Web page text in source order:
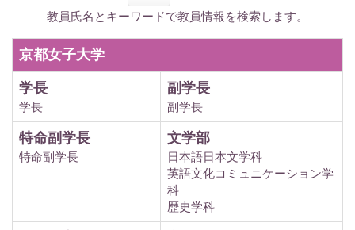
教員氏名とキーワードで教員情報を検索します。
京都女子大学
学長
学長
副学長
副学長
特命副学長
特命副学長
文学部
日本語日本文学科
英語文化コミュニケーション学
科
歴史学科